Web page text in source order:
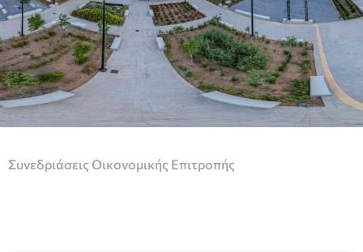
Συνεδριάσεις Οικονομικής Επιτροπής